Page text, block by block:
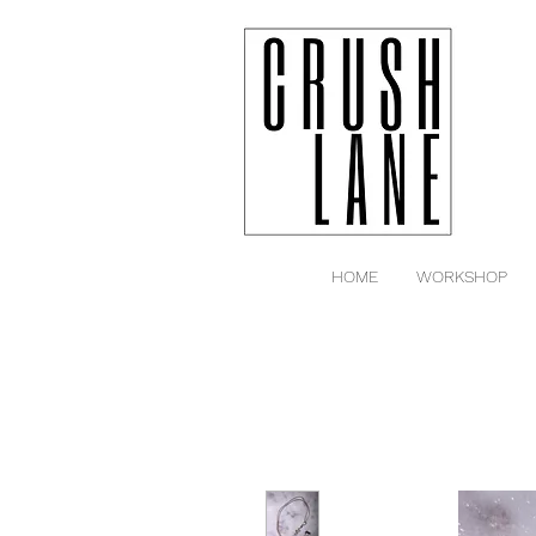
HOME WORKSHOP